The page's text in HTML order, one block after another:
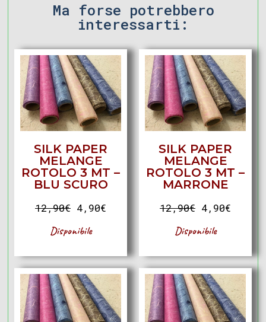
Ma forse potrebbero
interessarti:
SILK PAPER
MELANGE
ROTOLO 3 MT –
BLU SCURO
12,90€ 4,90€
Disponibile
SILK PAPER
MELANGE
ROTOLO 3 MT –
MARRONE
12,90€ 4,90€
Disponibile